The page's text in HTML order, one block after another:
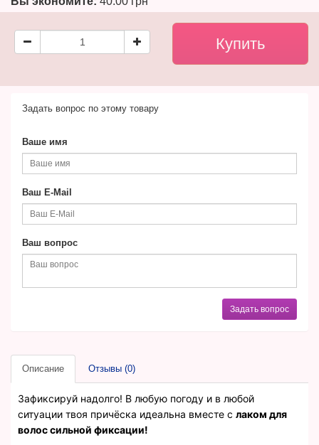
Задать вопрос по этому товару
Ваше имя
Ваш E-Mail
Ваш вопрос
Задать вопрос
Описание Отзывы (0)
Зафиксируй надолго! В любую погоду и в любой
ситуации твоя причёска идеальна вместе с лаком для
волос сильной фиксации!